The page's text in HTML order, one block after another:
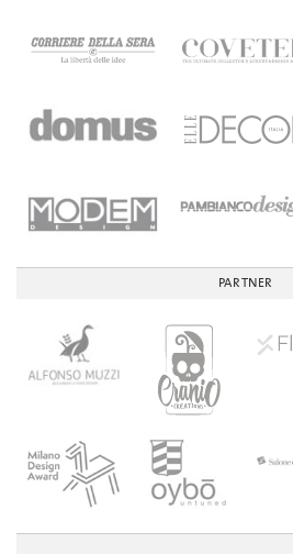
PARTNER